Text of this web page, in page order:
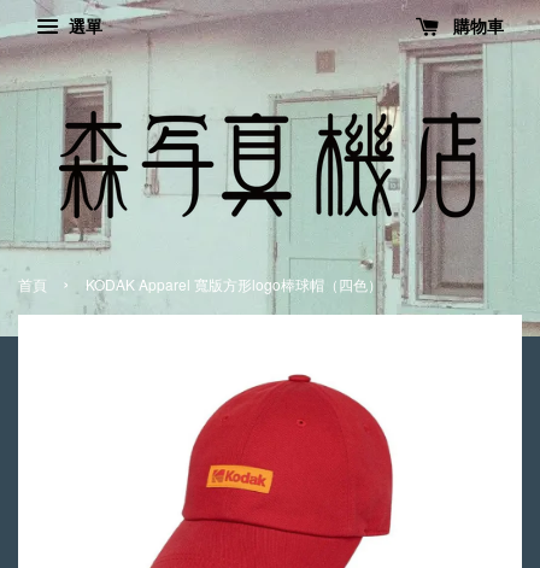
選單 購物車
首頁 › KODAK Apparel 寬版方形logo棒球帽（四色）